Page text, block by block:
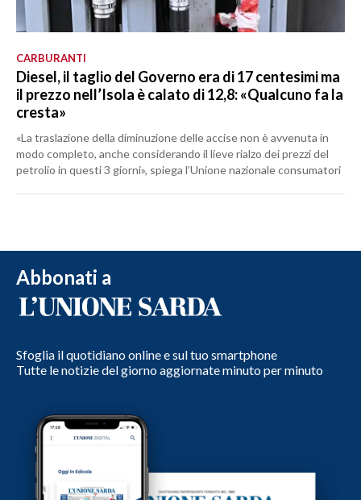
CARBURANTI
Diesel, il taglio del Governo era di 17 centesimi ma
il prezzo nell’Isola è calato di 12,8: «Qualcuno fa la
cresta»
«La traslazione della diminuzione delle accise non è avvenuta in
modo completo, anche considerando il lieve rialzo dei prezzi del
petrolio in questi 3 giorni», spiega l’Unione nazionale consumatori
Abbonati a
Sfoglia il quotidiano online e sul tuo smartphone
Tutte le notizie del giorno aggiornate minuto per minuto